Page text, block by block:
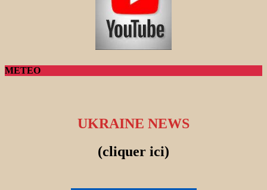
METEO
UKRAINE NEWS
(cliquer ici)